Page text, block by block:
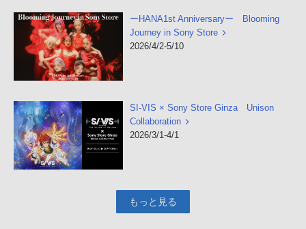
ーHANA1st Anniversaryー Blooming
Journey in Sony Store
2026/4/2-5/10
SI-VIS × Sony Store Ginza Unison
Collaboration
2026/3/1-4/1
もっと見る